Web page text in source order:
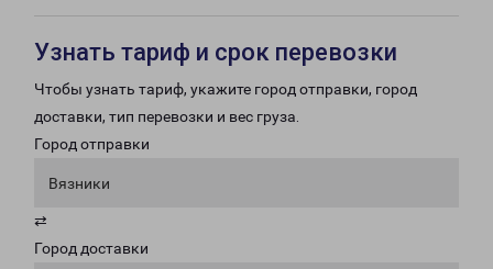
Узнать тариф и срок перевозки
Чтобы узнать тариф, укажите город отправки, город
доставки, тип перевозки и вес груза.
Город отправки
Вязники
⇄
Город доставки